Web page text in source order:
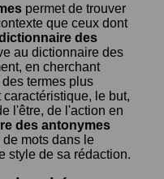
permet de trouver
que ceux dont
des
au dictionnaire des
en cherchant
des termes plus
le but,
l'être, de l'action en
des antonymes
de mots dans le
style de sa rédaction.